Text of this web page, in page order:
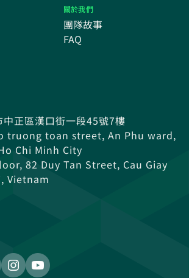
關於我們
團隊故事
FAQ
正區漢口街一段45號7樓
truong toan street, An Phu ward,
Chi Minh City
82 Duy Tan Street, Cau Giay
Vietnam